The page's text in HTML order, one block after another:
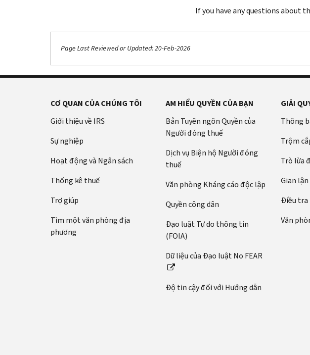
If you have any questions about
Page Last Reviewed or Updated: 20-Feb-2026
CƠ QUAN CỦA CHÚNG TÔI
Giới thiệu về IRS
Sự nghiệp
Hoạt động và Ngân sách
Thống kê thuế
Trợ giúp
Tìm một văn phòng địa
phương
AM HIỂU QUYỀN CỦA BẠN
Bản Tuyên ngôn Quyền của
Người đóng thuế
Dịch vụ Biện hộ Người đóng
thuế
Văn phòng Kháng cáo độc lập
Quyền công dân
Đạo luật Tự do thông tin
(FOIA)
Dữ liệu của Đạo luật No FEAR
Độ tin cậy đối với Hướng dẫn
GIẢI
Thông
Trộm
Trò lừa
Gian
Điều tra
Văn